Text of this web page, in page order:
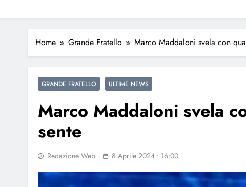
Home Grande Fratello Marco Maddaloni svela con
GRANDE FRATELLO ULTIME NEWS
Marco Maddaloni svela
sente
Redazione Web 8 Aprile 2024 • 16:00